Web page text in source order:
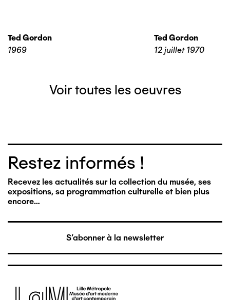
Ted Gordon
1969
Ted Gordon
12 juillet 1970
Voir toutes les oeuvres
Restez informés !
Recevez les actualités sur la collection du musée, ses
expositions, sa programmation culturelle et bien plus
encore…
S'abonner à la newsletter
Image